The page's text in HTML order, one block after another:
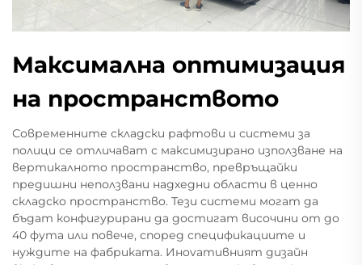
Максимална оптимизация
на пространството
Современните складски рафтови и системи за
полици се отличават с максимизирано използване на
вертикалното пространство, превръщайки
предишни неползвани надхедни области в ценно
складско пространство. Тези системи могат да
бъдат конфигурирани да достигат височини от до
40 фута или повече, според спецификациите и
нуждите на фабриката. Инovативният дизайн